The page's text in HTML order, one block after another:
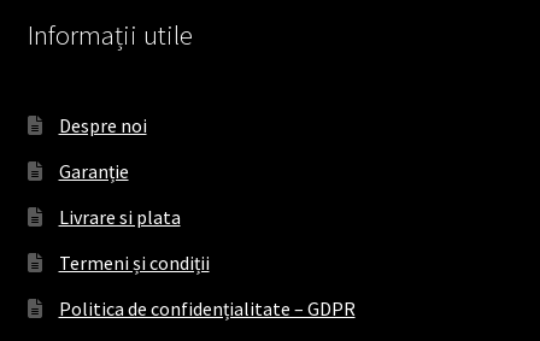
Informații utile
Despre noi
Garanție
Livrare si plata
Termeni și condiții
Politica de confidențialitate – GDPR